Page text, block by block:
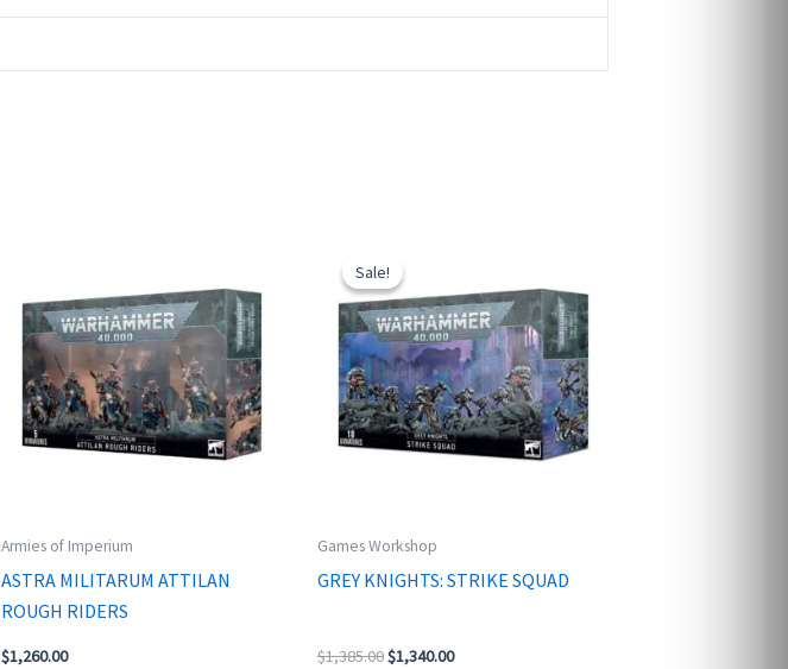
Armies of Imperium
ASTRA MILITARUM ATTILAN
ROUGH RIDERS
$1,260.00
Sale!
Sale!
Games Workshop
GREY KNIGHTS: STRIKE SQUAD
$1,385.00Original
$1,340.00Current